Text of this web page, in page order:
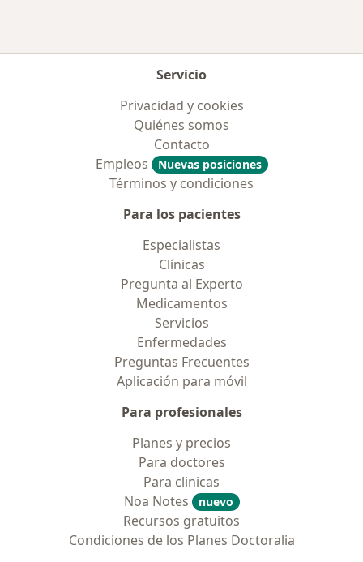
Servicio
Privacidad y cookies
Quiénes somos
Contacto
Empleos
Nuevas posiciones
Términos y condiciones
Para los pacientes
Especialistas
Clínicas
Pregunta al Experto
Medicamentos
Servicios
Enfermedades
Preguntas Frecuentes
Aplicación para móvil
Para profesionales
Planes y precios
Para doctores
Para clinicas
Noa Notes
nuevo
Recursos gratuitos
Condiciones de los Planes Doctoralia